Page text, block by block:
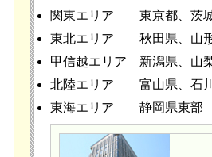
関東エリア
東京都、茨
東北エリア
秋田県、山
甲信越エリア
新潟県、山
北陸エリア
富山県、石
東海エリア
静岡県東部